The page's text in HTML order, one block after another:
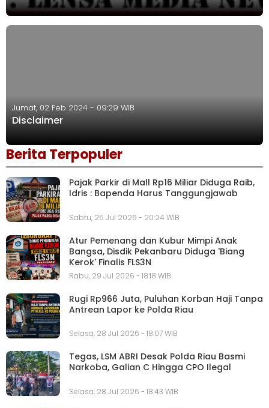
Jumat, 02 Feb 2024 - 09:29 WIB
Disclaimer
Berita Terpopuler
Pajak Parkir di Mall Rp16 Miliar Diduga Raib,
Idris : Bapenda Harus Tanggungjawab
Sabtu, 25 Jul 2026 - 20:24 WIB
Atur Pemenang dan Kubur Mimpi Anak
Bangsa, Disdik Pekanbaru Diduga 'Biang
Kerok' Finalis FLS3N
Rabu, 29 Jul 2026 - 18:18 WIB
Rugi Rp966 Juta, Puluhan Korban Haji Tanpa
Antrean Lapor ke Polda Riau
Selasa, 28 Jul 2026 - 18:07 WIB
Tegas, LSM ABRI Desak Polda Riau Basmi
Narkoba, Galian C Hingga CPO Ilegal
Selasa, 28 Jul 2026 - 18:43 WIB